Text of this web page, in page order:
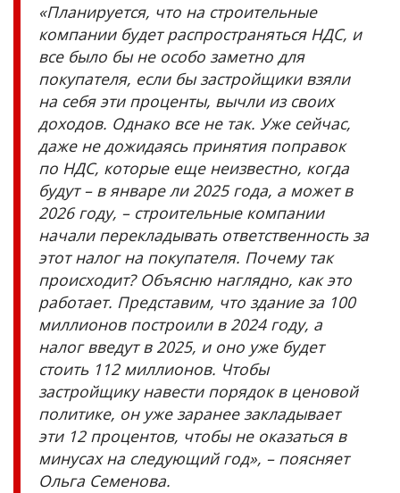
«Планируется, что на строительные
компании будет распространяться НДС, и
все было бы не особо заметно для
покупателя, если бы застройщики взяли
на себя эти проценты, вычли из своих
доходов. Однако все не так. Уже сейчас,
даже не дожидаясь принятия поправок
по НДС, которые еще неизвестно, когда
будут – в январе ли 2025 года, а может в
2026 году, – строительные компании
начали перекладывать ответственность за
этот налог на покупателя. Почему так
происходит? Объясню наглядно, как это
работает. Представим, что здание за 100
миллионов построили в 2024 году, а
налог введут в 2025, и оно уже будет
стоить 112 миллионов. Чтобы
застройщику навести порядок в ценовой
политике, он уже заранее закладывает
эти 12 процентов, чтобы не оказаться в
минусах на следующий год», – поясняет
Ольга Семенова.